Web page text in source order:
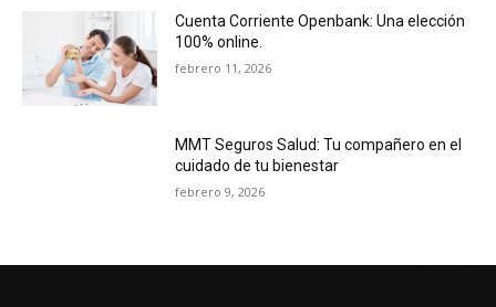
Cuenta Corriente Openbank: Una elección
100% online.
febrero 11, 2026
MMT Seguros Salud: Tu compañero en el
cuidado de tu bienestar
febrero 9, 2026